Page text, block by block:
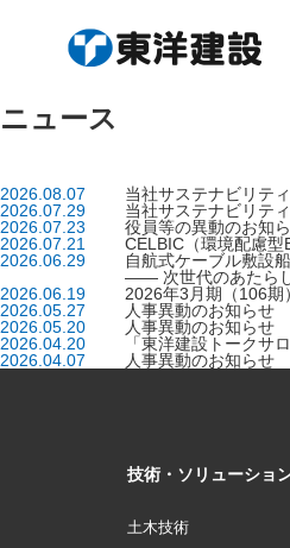
ニュース
2026.08.07
当社サステナビリテ
2026.07.29
当社サステナビリテ
2026.07.23
役員等の異動のお知
2026.07.21
CELBIC（環境配慮
2026.06.29
自航式ケーブル敷設
―― 次世代のあたら
2026.06.19
2026年3月期（106
2026.05.27
人事異動のお知らせ
2026.05.20
人事異動のお知らせ
2026.04.20
「東洋建設トークサ
2026.04.07
人事異動のお知らせ
技術・ソリューショ
土木技術